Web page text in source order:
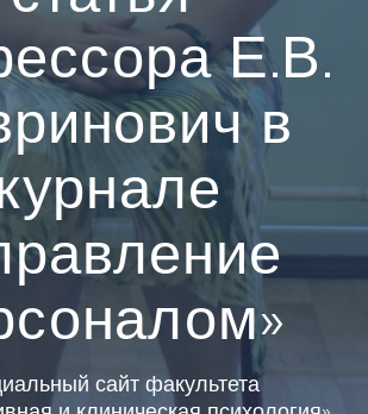
Е.В.
в
сайт факультета